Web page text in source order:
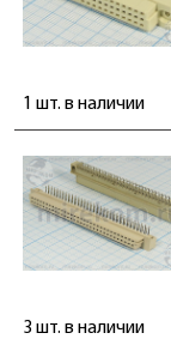
1 шт. в наличии
3 шт. в наличии